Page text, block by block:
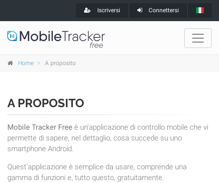
Iscriversi Connettersi
Home A proposito
A PROPOSITO
Mobile Tracker Free è un'applicazione di controllo mobile che vi
permette di sapere, nel dettaglio, cosa succede su uno
smartphone Android.
Quest'applicazione è semplice da usare, comprende una
gamma di funzioni e, tutto questo, gratuitamente.